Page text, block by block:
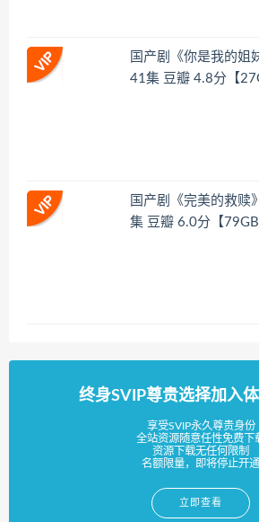
国产剧《你是我的
41集 豆瓣 4.8分【
国产剧《完美的救
集 豆瓣 6.0分【79GB
终身SVIP尊贵选择加入
享受SVIP永久尊贵身份
全站资源随意任性免费下
资源下载无任何限制
名额限量，即将停止开通
立即查看